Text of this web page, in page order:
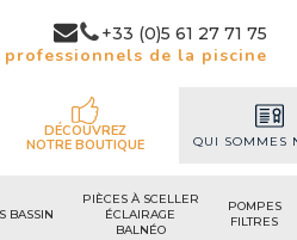
+33 (0)5 61 27 71 75
professionnels de la piscine
DÉCOUVREZ
NOTRE BOUTIQUE
QUI SOMMES
BASSIN
PIÈCES À SCELLER
ÉCLAIRAGE
BALNÉO
POMPES
FILTRES